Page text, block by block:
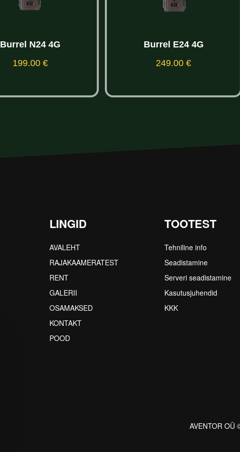
Burrel N24 4G
199.00€
Burrel E24 4G
249.00€
LINGID
AVALEHT
RAJAKAAMERATEST
RENT
GALERII
OSAMAKSED
KONTAKT
POOD
TOOTEST
Tehniline info
Seadistamine
Serveri seadistamine
Kasutusjuhendid
KKK
AVENTOR OÜ